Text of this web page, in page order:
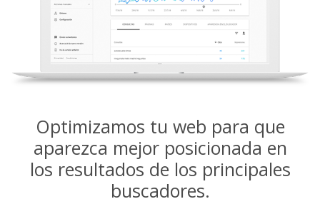
Optimizamos tu web para que
aparezca mejor posicionada en
los resultados de los principales
buscadores.